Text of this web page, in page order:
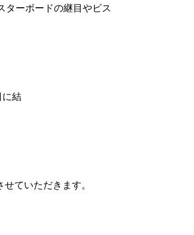
ターボードの継目やビス
に結
ていただきます。